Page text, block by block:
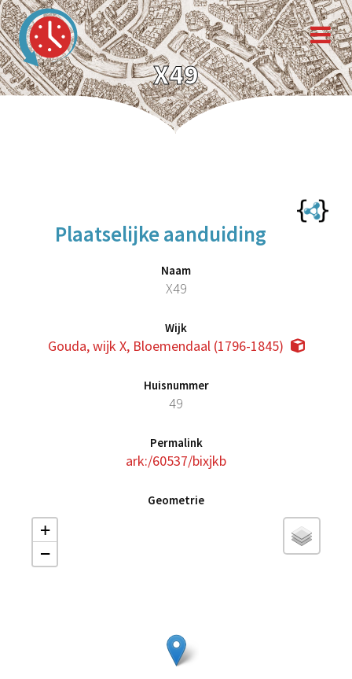
X49
Plaatselijke aanduiding
Naam
X49
Wijk
Gouda, wijk X, Bloemendaal (1796-1845)
Huisnummer
49
Permalink
ark:/60537/bixjkb
Geometrie
+
−